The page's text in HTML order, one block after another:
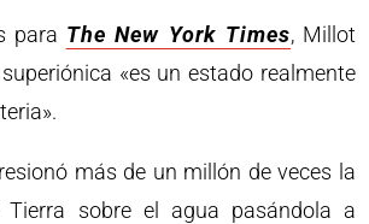
para The New York Times, Millot
«es un estado realmente
más de un millón de veces la
Tierra sobre el agua pasándola a